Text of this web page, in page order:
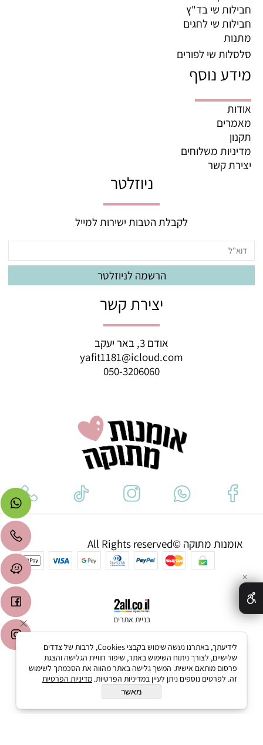
חבילות שי בד"ץ
חבילות שי לחגים
מתנות
סלסלות שי לפורים
מידע נוסף
אודות
מאמרים
תקנון
מדיניות משלוחים
יצירת קשר
ניוזלטר
לקבלת הטבות ישירות למייל
יצירת קשר
אודם 3, באר יעקב
yafit1181@icloud.com
050-3206060
אומנות מתוקה ©All Rights reserved
בניית אתרים
✕
לידיעתך, באתרנו נעשה שימוש בקבצי Cookies, לרבות של צדדים
שלישיים, לצורך ניתוח השימוש באתר, שיפור חוויית הגלישה והצגת
פרסום מותאם אישית. המשך גלישה באתר מהווה את הסכמתך לשימוש
זה. לפרטים נוספים ניתן לעיין במדיניות הפרטיות. מדיניות הפרטיות
מאשר